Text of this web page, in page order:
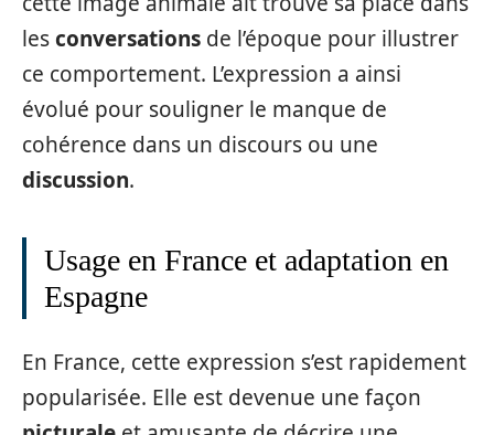
lesconversations de l’époque pour illustrer
ce comportement. L’expression a ainsi
évolué pour souligner le manque de
cohérence dans un discours ou une
discussion.
Usage en France et adaptation en
Espagne
En France, cette expression s’est rapidement
popularisée. Elle est devenue une façon